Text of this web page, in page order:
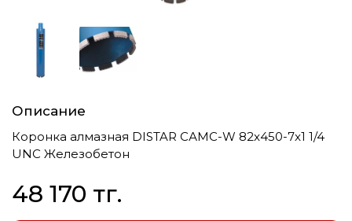
Описание
Коронка алмазная DISTAR САМС-W 82x450-7x1 1/4
UNC Железобетон
48 170 тг.